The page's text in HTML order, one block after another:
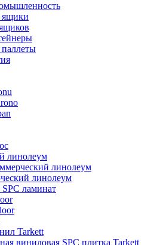
ящики
линолеум
линолеум
линолеум
ламинат
Tarkett
виниловая SPC плитка Tarkett